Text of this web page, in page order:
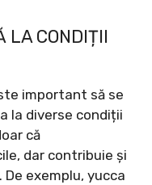
LA CONDIȚII
important să se
la diverse condiții
că
dar contribuie și
exemplu, yucca